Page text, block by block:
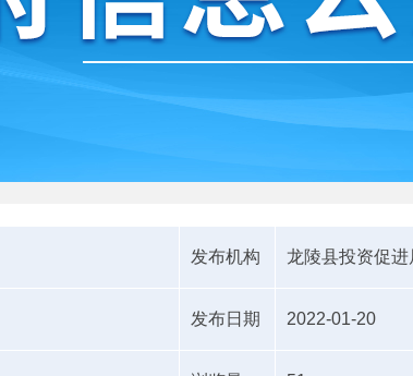
发布机构 龙陵县投资促进
发布日期 2022-01-20